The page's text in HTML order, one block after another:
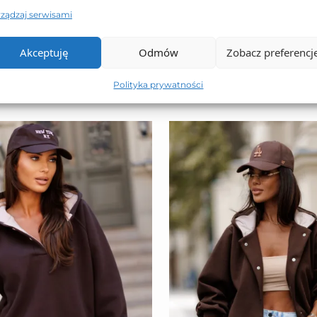
serwisami
Akceptuję Odmów Zobacz
Polityka prywatności
TO SIĘ TERAZ SPRZEDAJE